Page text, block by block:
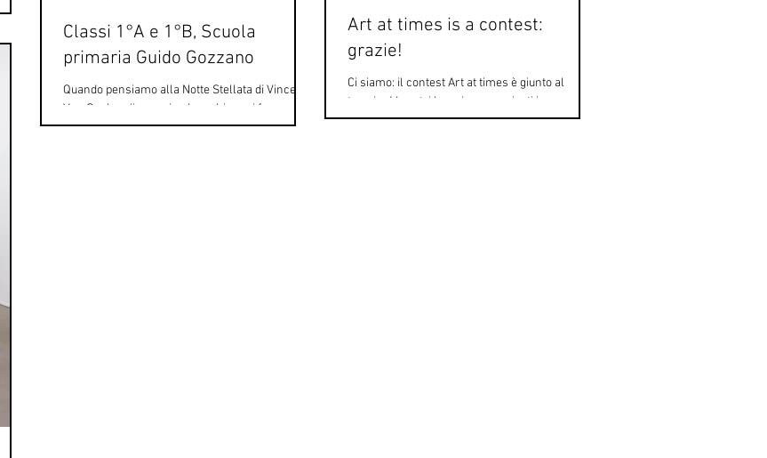
Classi 1°A e 1°B, Scuola
primaria Guido Gozzano
Quando pensiamo alla Notte Stellata di Vincent
Van Gogh un'immagine ben chiara si forma
nella nostra testa: due alberi scuri sulla...
Art at times is a contest:
grazie!
Ci siamo: il contest Art at times è giunto al
termine! I vostri lavori sono arrivati in
Fondazione Sandretto Re Rebaudengo e noi li...